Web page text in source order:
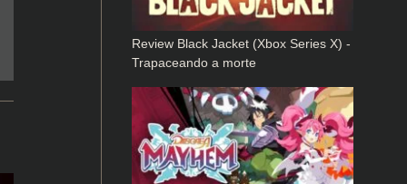
Review Black Jacket (Xbox Series X) -
Trapaceando a morte